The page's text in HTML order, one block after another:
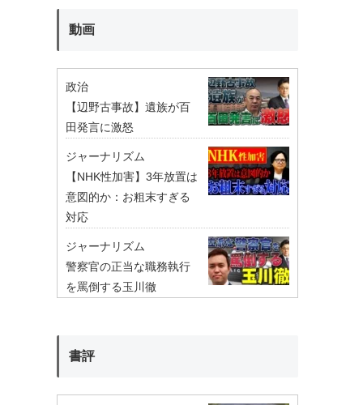
動画
政治
【辺野古事故】遺族が百
田発言に激怒
ジャーナリズム
【NHK性加害】3年放置は
意図的か：お粗末すぎる
対応
ジャーナリズム
警察官の正当な職務執行
を罵倒する玉川徹
書評